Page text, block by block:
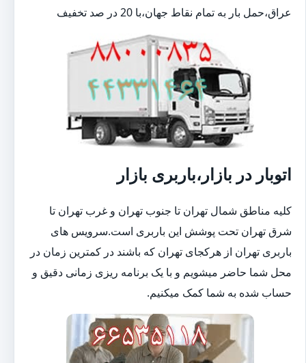
عراق،حمل بار به تمام نقاط جهان،با 20 در صد تخفیف
اتوبار در بازار،باربری بازار
کلیه مناطق شمال تهران تا جنوب تهران و غرب تهران تا
شرق تهران تحت پوشش این باربری است.سرویس های
باربری تهران از هرکجای تهران که باشند در کمترین زمان در
محل شما حاضر میشویم و با یک برنامه ریزی زمانی دقیق و
حساب شده به شما کمک میکنیم.